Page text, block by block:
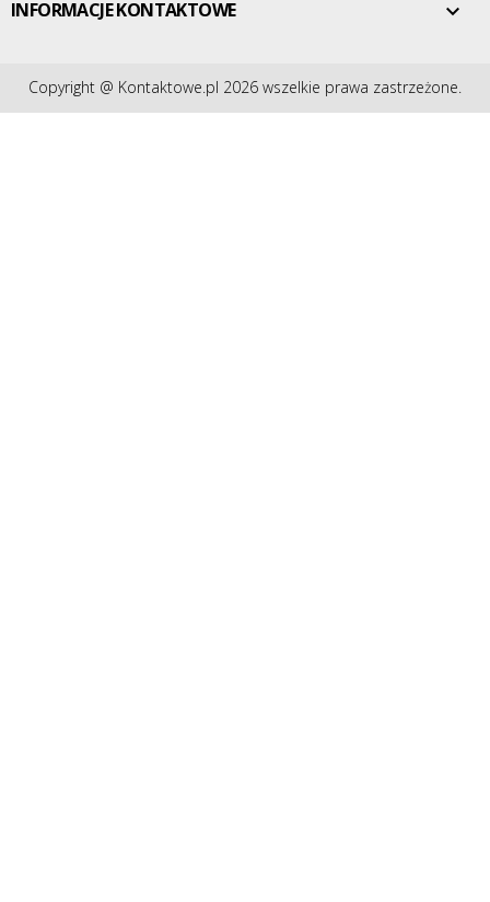
INFORMACJE KONTAKTOWE 
Copyright @ Kontaktowe.pl 2026 wszelkie prawa zastrzeżone.